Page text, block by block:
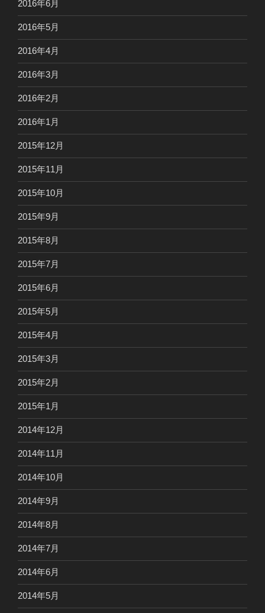
2016年6月
2016年5月
2016年4月
2016年3月
2016年2月
2016年1月
2015年12月
2015年11月
2015年10月
2015年9月
2015年8月
2015年7月
2015年6月
2015年5月
2015年4月
2015年3月
2015年2月
2015年1月
2014年12月
2014年11月
2014年10月
2014年9月
2014年8月
2014年7月
2014年6月
2014年5月